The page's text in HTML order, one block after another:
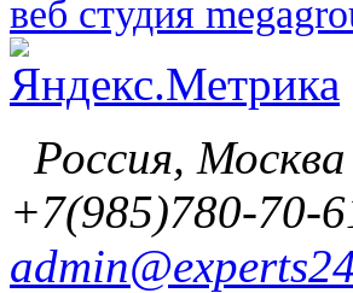
веб студия
Россия, Москва
+7(985)780-70-